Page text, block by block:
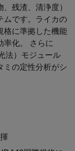
残渣、清浄度）
ムです。ライカの
格に準拠した機能
率化。 さらに
法）モジュール
ミの定性分析がシ